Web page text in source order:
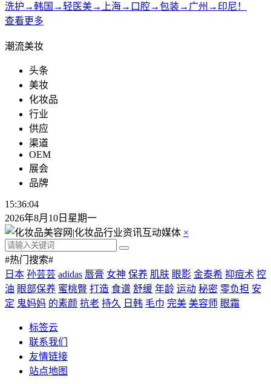
洗护→韩国→轻医美→上海→口腔→包装→广州→印尼！
查看更多
潮流美妆
头条
美妆
化妆品
行业
供应
渠道
OEM
展会
品牌
15:36:05
2026年8月10日星期一
×
#热门搜索#
日本 孙芸芸 adidas 唇膏 女神 保养 肌肤 眼影 金泰希 抑痘术 控
油 眼部保养 蜜桃臀 打造 食谱 舒缓 年龄 运动 秘密 零负担 安
定 鬼妈妈 的素颜 抗老 持久 日韩 毛巾 完美 美容师 眼霜
标签云
联系我们
友情链接
站点地图